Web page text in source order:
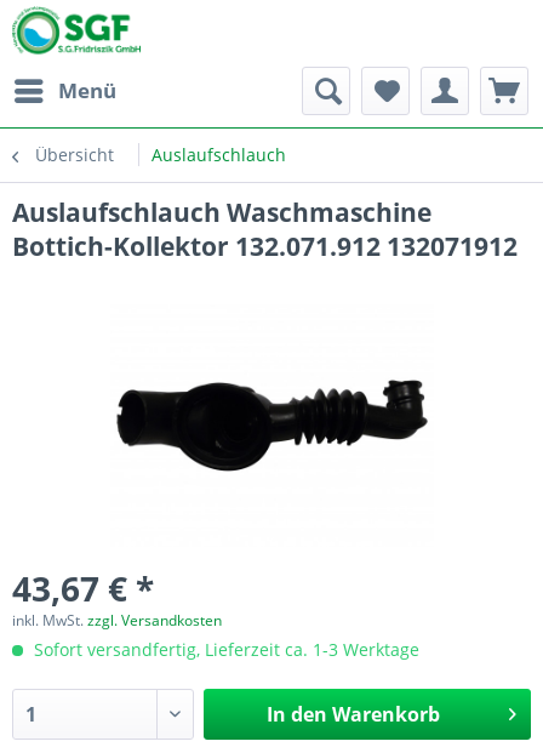
Menü
Übersicht Auslaufschlauch
Auslaufschlauch Waschmaschine
Bottich-Kollektor 132.071.912 132071912
43,67 € *
inkl. MwSt.zzgl. Versandkosten
Sofort versandfertig, Lieferzeit ca. 1-3 Werktage
In den Warenkorb